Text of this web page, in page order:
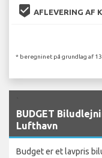
beenhere AFLEVERING AF
* beregninet på grundlag af
BUDGET
Lufthavn
Budget er et lavpris